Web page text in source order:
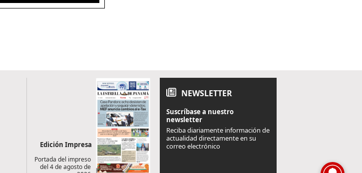
Edición Impresa
Portada del impreso
del 4 de agosto de
NEWSLETTER
Suscríbase a nuestro
newsletter
Reciba diariamente información de
actualidad directamente en su
correo electrónico